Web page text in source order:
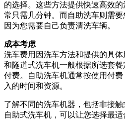
的选择。这些方法提供快速高效
常只需几分钟。而自助洗车则需要
因为您需要自己负责清洗车辆。
成本考虑
洗车费用因洗车方法和提供的具
和隧道式洗车机一般根据所选套
付费。自助洗车机通常按使用付
入的时间和资源。
了解不同的洗车机器，包括非接
自助式洗车机，可以让您选择最